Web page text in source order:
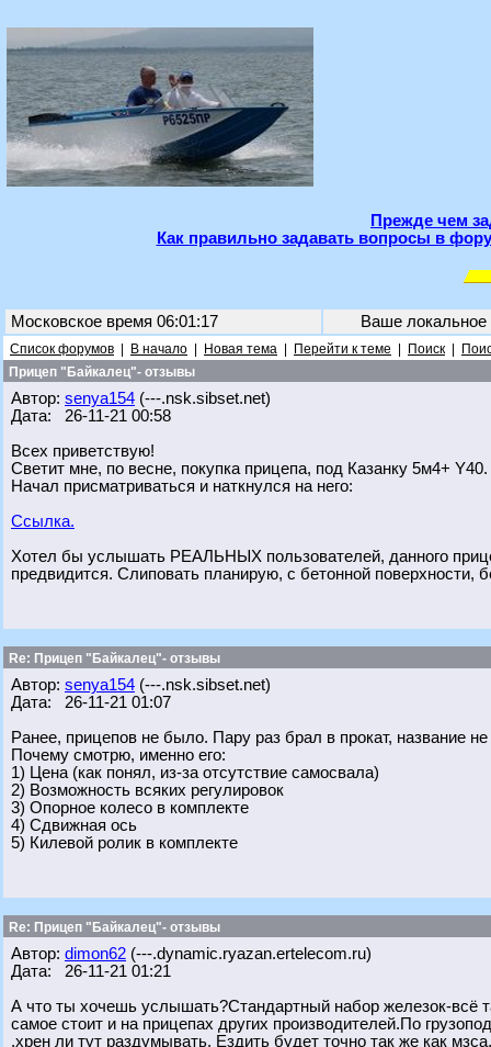
Прежде чем
Как правильно задавать вопросы в
Московское время 06:01:17 Ваше
Список форумов В начало Новая тема Перейти к теме Поиск
Прицеп "Байкалец"- отзывы
Автор: senya154 (---.nsk.sibset.net)
Дата: 26-11-21 00:58
Всех приветствую!
Светит мне, по весне, покупка прицепа, под Казанку 5м4+ Y40.
Начал присматриваться и наткнулся на него:
Ссылка.
Хотел бы услышать РЕАЛЬНЫХ пользователей, данного
предвидится. Слиповать планирую, с бетонной поверхности,
Re: Прицеп "Байкалец"- отзывы
Автор: senya154 (---.nsk.sibset.net)
Дата: 26-11-21 01:07
Ранее, прицепов не было. Пару раз брал в прокат, название
Почему смотрю, именно его:
1) Цена (как понял, из-за отсутствие самосвала)
2) Возможность всяких регулировок
3) Опорное колесо в комплекте
4) Сдвижная ось
5) Килевой ролик в комплекте
Re: Прицеп "Байкалец"- отзывы
Автор: dimon62 (---.dynamic.ryazan.ertelecom.ru)
Дата: 26-11-21 01:21
А что ты хочешь услышать?Стандартный набор железок-всё
самое стоит и на прицепах других производителей.По
,хрен ли тут раздумывать. Ездить будет точно так же как